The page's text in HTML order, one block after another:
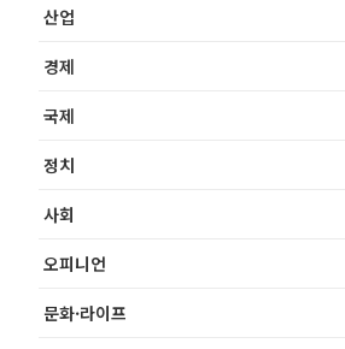
산업
경제
국제
정치
사회
오피니언
문화·라이프